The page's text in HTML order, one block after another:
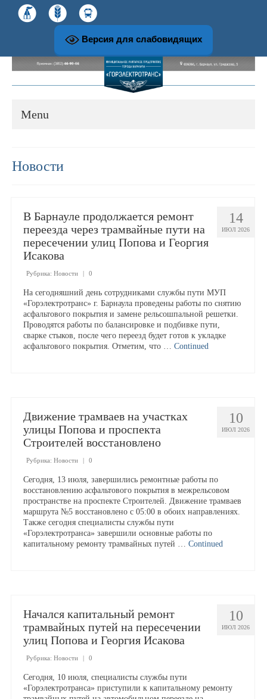
Версия для слабовидящих
Menu
Структура и руководство предприятия
Музей и экскурсионная работа
Доска почёта
Династии
Специальная оценка условий труда
Расписания и маршруты
Расписание движения
Правила перевозки пассажиров
Тарифы
Страхование пассажиров
Новости
14
ИЮЛ 2026
В Барнауле продолжается ремонт
переезда через трамвайные пути на
пересечении улиц Попова и Георгия
Исакова
Рубрика: Новости | 0
На сегодняшний день сотрудниками службы пути МУП
«Горэлектротранс» г. Барнаула проведены работы по снятию
асфальтового покрытия и замене рельсошпальной решетки.
Проводятся работы по балансировке и подбивке пути,
сварке стыков, после чего переезд будет готов к укладке
асфальтового покрытия. Отметим, что … Continued
10
ИЮЛ 2026
Движение трамваев на участках
улицы Попова и проспекта
Строителей восстановлено ⁣
Рубрика: Новости | 0
Сегодня, 13 июля, завершились ремонтные работы по
восстановлению асфальтового покрытия в межрельсовом
пространстве на проспекте Строителей. Движение трамваев
маршрута №5 восстановлено с 05:00 в обоих направлениях.
Также сегодня специалисты службы пути
«Горэлектротранса» завершили основные работы по
капитальному ремонту трамвайных путей … Continued
10
ИЮЛ 2026
Начался капитальный ремонт
трамвайных путей на пересечении
улиц Попова и Георгия Исакова
Рубрика: Новости | 0
Сегодня, 10 июля, специалисты службы пути
«Горэлектротранса» приступили к капитальному ремонту